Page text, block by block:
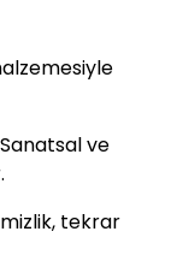
ve
tekrar